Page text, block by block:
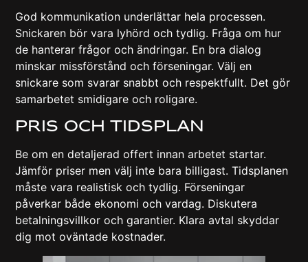
God kommunikation underlättar hela processen.
Snickaren bör vara lyhörd och tydlig. Fråga om hur
de hanterar frågor och ändringar. En bra dialog
minskar missförstånd och förseningar. Välj en
snickare som svarar snabbt och respektfullt. Det gör
samarbetet smidigare och roligare.
Pris Och Tidsplan
Be om en detaljerad offert innan arbetet startar.
Jämför priser men välj inte bara billigast. Tidsplanen
måste vara realistisk och tydlig. Förseningar
påverkar både ekonomi och vardag. Diskutera
betalningsvillkor och garantier. Klara avtal skyddar
dig mot oväntade kostnader.